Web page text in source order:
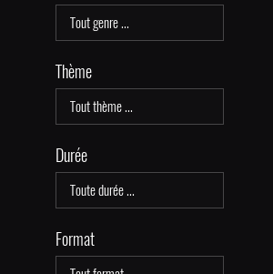
Thème
Durée
Format